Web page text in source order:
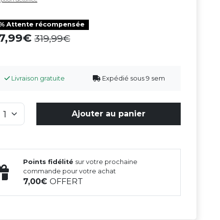
Attente récompensée
319,99
Livraison gratuite Expédié sous 9 sem
Ajouter au panier
Points fidélité sur votre prochaine
commande pour votre achat
7,00OFFERT